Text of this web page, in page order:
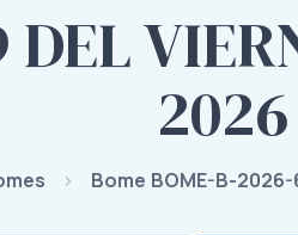
2026
Bome BOME-B-2026-